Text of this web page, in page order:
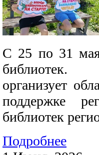
С 25 по 31
библиотек.
организует
поддержке
библиотек
Подробнее